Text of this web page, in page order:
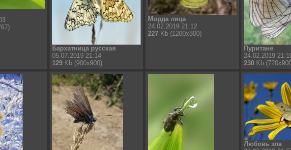
Бархатница русская
05.07.2019 21:14
129 Kb (900x900)
Морда лица
24.02.2019 21:12
227 Kb (1200x800)
Пуритане
24.02.2019
230 Kb
Любовь зла